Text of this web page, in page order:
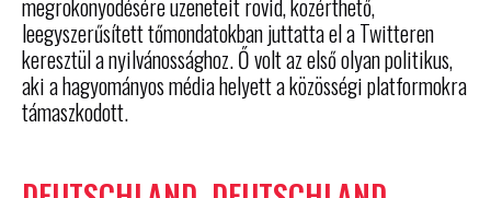
megrökönyödésére üzeneteit rövid, közérthető,
leegyszerűsített tőmondatokban juttatta el a Twitteren
keresztül a nyilvánossághoz. Ő volt az első olyan politikus,
aki a hagyományos média helyett a közösségi platformokra
támaszkodott.